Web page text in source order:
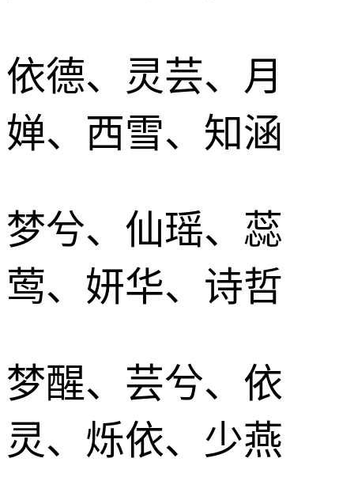
依德、灵芸、月
婵、西雪、知涵
梦兮、仙瑶、蕊
莺、妍华、诗哲
梦醒、芸兮、依
灵、烁依、少燕